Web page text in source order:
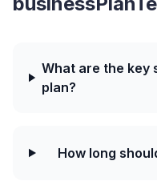
What are the key
plan?
How long